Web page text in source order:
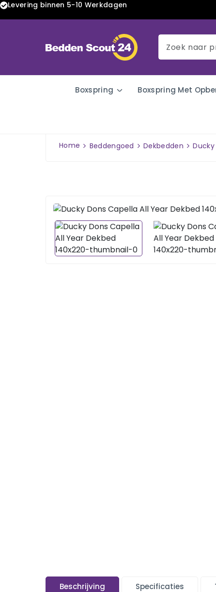
Levering binnen 5-10 Werkdagen
Boxspring Boxspring Met
Home Beddengoed Dekbedden Ducky
Beschrijving Specificaties